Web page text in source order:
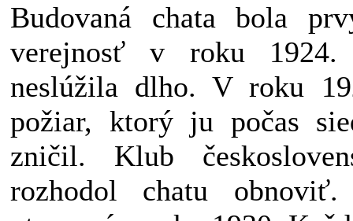
Budovaná chata bola
verejnosť v roku 1924.
neslúžila dlho. V roku
požiar, ktorý ju počas
zničil. Klub
rozhodol chatu